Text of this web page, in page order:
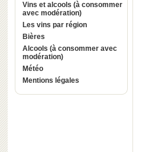
Vins et alcools (à consommer
avec modération)
Les vins par région
Bières
Alcools (à consommer avec
modération)
Météo
Mentions légales